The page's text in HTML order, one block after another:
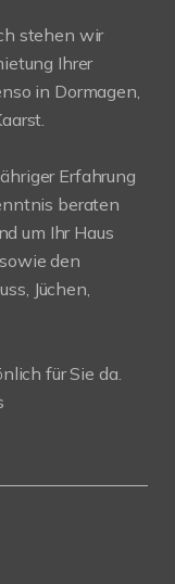
stehen wir
Ihrer
in Dormagen,
Erfahrung
beraten
um Ihr Haus
den
Jüchen,
für Sie da.